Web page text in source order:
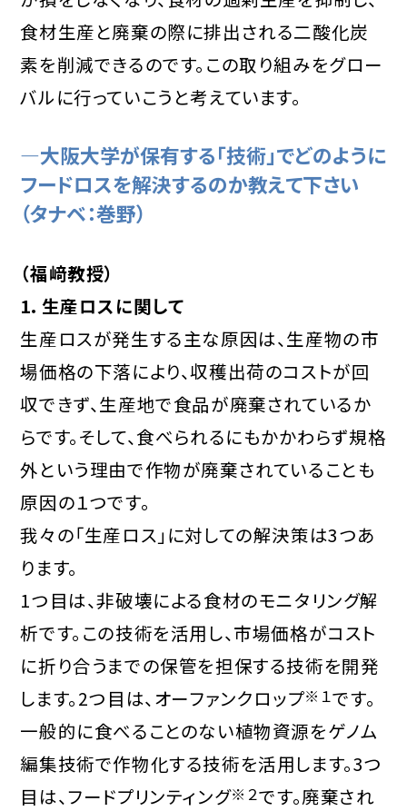
食材生産と廃棄の際に排出される二酸化炭
素を削減できるのです。この取り組みをグロー
バルに行っていこうと考えています。
―大阪大学が保有する「技術」でどのように
フードロスを解決するのか教えて下さい
（タナベ：巻野）
（福﨑教授）
1．生産ロスに関して
生産ロスが発生する主な原因は、生産物の市
場価格の下落により、収穫出荷のコストが回
収できず、生産地で食品が廃棄されているか
らです。そして、食べられるにもかかわらず規格
外という理由で作物が廃棄されていることも
原因の１つです。
我々の「生産ロス」に対しての解決策は3つあ
ります。
1つ目は、非破壊による食材のモニタリング解
析です。この技術を活用し、市場価格がコスト
に折り合うまでの保管を担保する技術を開発
します。2つ目は、オーファンクロップ※１です。
一般的に食べることのない植物資源をゲノム
編集技術で作物化する技術を活用します。3つ
目は、フードプリンティング※２です。廃棄され